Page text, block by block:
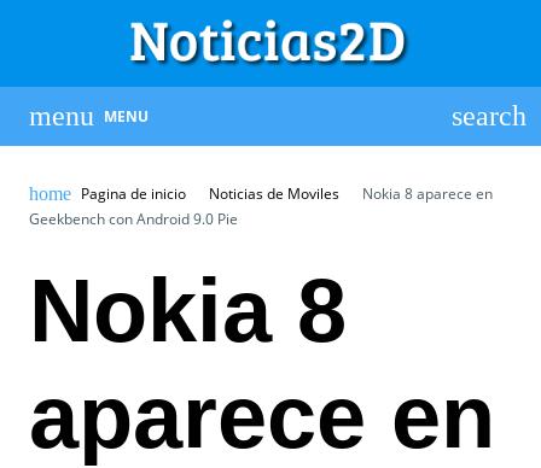
MENU
Pagina de inicio Noticias de Moviles
Nokia 8 aparece en
Geekbench con Android 9.0 Pie
Nokia 8
aparece en